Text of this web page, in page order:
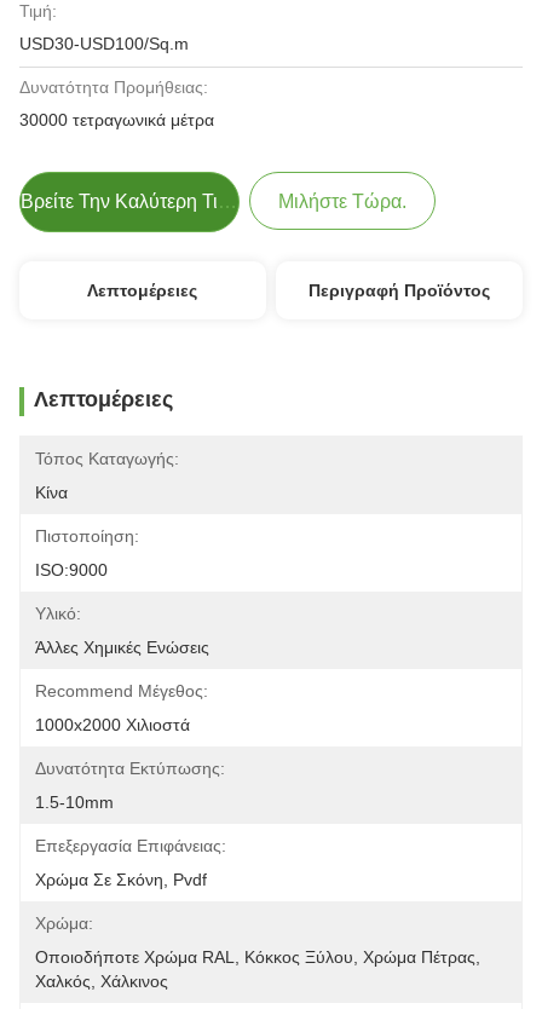
Τιμή:
USD30-USD100/Sq.m
Δυνατότητα Προμήθειας:
30000 τετραγωνικά μέτρα
Βρείτε Την Καλύτερη Τιμή Μιλήστε Τώρα.
Λεπτομέρειες Περιγραφή Προϊόντος
Λεπτομέρειες
Τόπος Καταγωγής:
Κίνα
Πιστοποίηση:
ISO:9000
Υλικό:
Άλλες Χημικές Ενώσεις
Recommend Μέγεθος:
1000x2000 Χιλιοστά
Δυνατότητα Εκτύπωσης:
1.5-10mm
Επεξεργασία Επιφάνειας:
Χρώμα Σε Σκόνη, Pvdf
Χρώμα:
Οποιοδήποτε Χρώμα RAL, Κόκκος Ξύλου, Χρώμα Πέτρας,
Χαλκός, Χάλκινος